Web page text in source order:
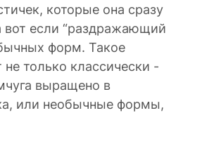
которые она сразу
вот если “раздражающий
форм. Такое
только классически -
выращено в
или необычные формы,